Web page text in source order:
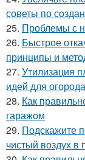
советы по
25. Проблемы с
26. Быстрое
принципы и
27. Утилизация
идей для огорода
28. Как
гаражом
29. Подскажите
чистый воздух в